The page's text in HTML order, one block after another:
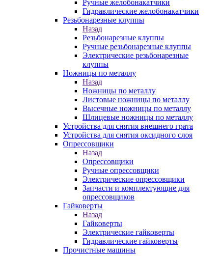
Ручные желобонакатчики
Гидравлические желобонакатчики
Резьбонарезные клуппы
Назад
Резьбонарезные клуппы
Ручные резьбонарезные клуппы
Электрические резьбонарезные
клуппы
Ножницы по металлу
Назад
Ножницы по металлу
Листовые ножницы по металлу
Высечные ножницы по металлу
Шлицевые ножницы по металлу
Устройства для снятия внешнего грата
Устройства для снятия оксидного слоя
Опрессовщики
Назад
Опрессовщики
Ручные опрессовщики
Электрические опрессовщики
Запчасти и комплектующие для
опрессовщиков
Гайковерты
Назад
Гайковерты
Электрические гайковерты
Гидравлические гайковерты
Прочистные машины